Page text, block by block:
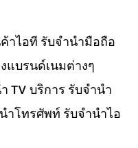
าไอที รับจำนำมือถือ
แบรนด์เนมต่างๆ
TV บริการ รับจำนำ
ำโทรศัพท์ รับจำนำไอ